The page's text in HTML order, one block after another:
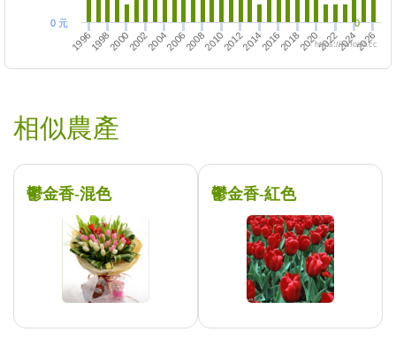
1996199820002002200420062008201020122014201620182020202220242026
0 元 0
https://twfood.cc
相似農產
鬱金香-混色 鬱金香-紅色